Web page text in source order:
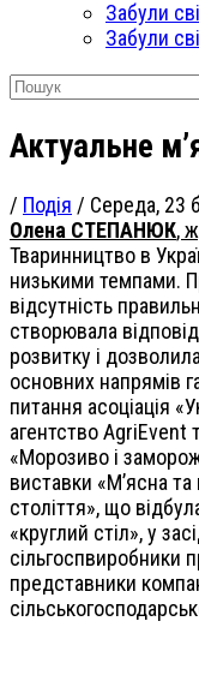
Забули
Забули
Актуальне
/ Подія / Середа, 23
Олена СТЕПАНЮК,
Тваринництво в
низькими темпами.
відсутність
створювала
розвитку і
основних напрямів
питання асоціація
агентство AgriEvent
«Морозиво і
виставки «М’ясна
століття», що
«круглий стіл», у
сільгоспвиробники
представники